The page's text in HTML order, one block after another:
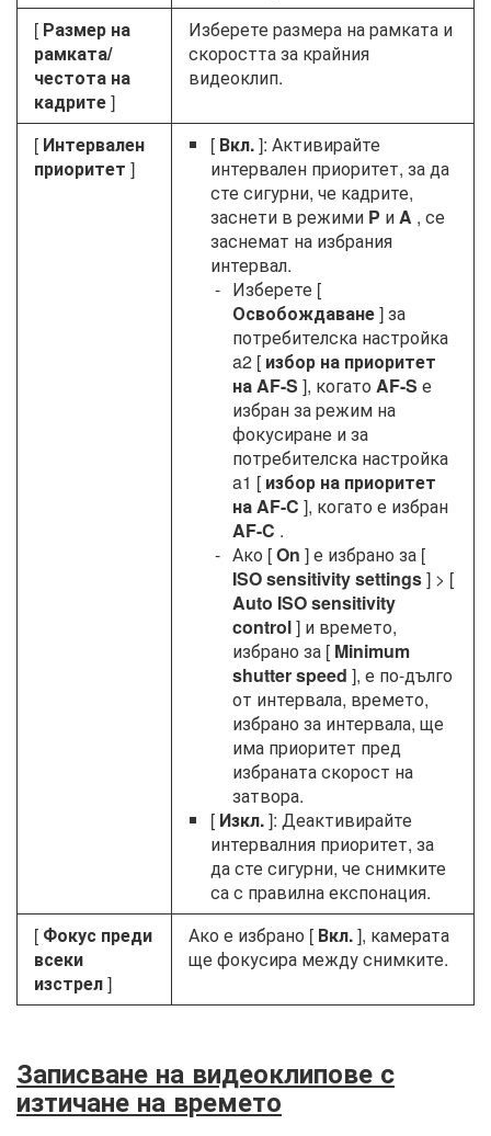
[ Размер на
рамката/
честота на
кадрите]
Изберете размера на рамката и
скоростта за крайния
видеоклип.
[ Интервален
приоритет ]
[ Вкл.]: Активирайте
интервален приоритет, за да
сте сигурни, че кадрите,
заснети в режими P иA , се
заснемат на избрания
интервал.
Изберете [
Освобождаване] за
потребителска настройка
a2 [ избор на приоритет
на AF-S ], когато AF-S е
избран за режим на
фокусиране и за
потребителска настройка
a1 [ избор на приоритет
на AF-C ], когато е избран
AF-C .
Ако [On ] е избрано за [
ISO sensitivity settings] > [
Auto ISO sensitivity
control] и времето,
избрано за [ Minimum
shutter speed ], е по-дълго
от интервала, времето,
избрано за интервала, ще
има приоритет пред
избраната скорост на
затвора.
[ Изкл.]: Деактивирайте
интервалния приоритет, за
да сте сигурни, че снимките
са с правилна експонация.
[ Фокус преди
всеки
изстрел]
Ако е избрано [ Вкл.], камерата
ще фокусира между снимките.
Записване на видеоклипове с
изтичане на времето